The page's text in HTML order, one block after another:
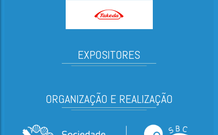
EXPOSITORES
ORGANIZAÇÃO E REALIZAÇÃO